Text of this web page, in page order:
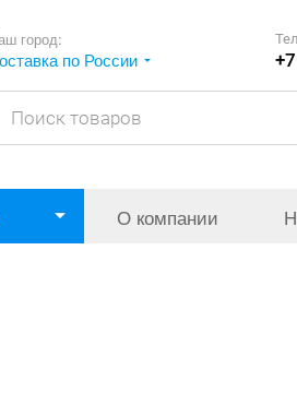
город:
по России
О компании